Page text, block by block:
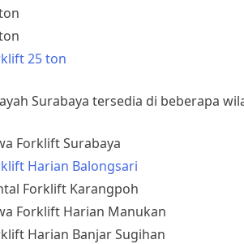
25 ton
Surabaya tersedia di beberapa
Forklift Surabaya
Harian Balongsari
Forklift Karangpoh
Forklift Harian Manukan
Harian Banjar Sugihan